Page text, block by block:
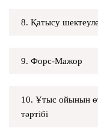
8. Қатысу
9. Форс-Мажор
10. Ұтыс ойынын
тәртібі